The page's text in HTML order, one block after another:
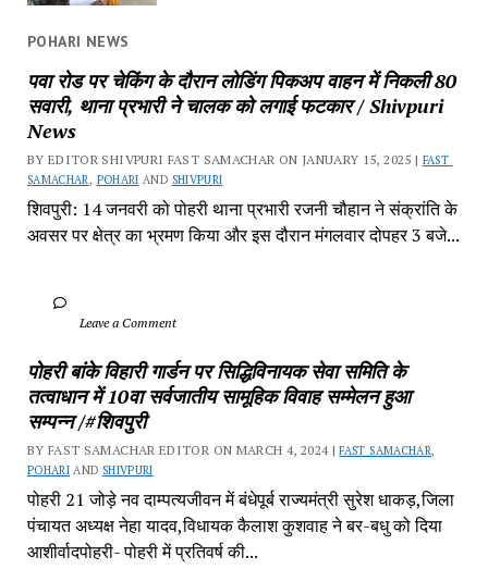
POHARI NEWS
पवा रोड पर चेकिंग के दौरान लोडिंग पिकअप वाहन में निकली 80
सवारी, थाना प्रभारी ने चालक को लगाई फटकार / Shivpuri
News
BY EDITOR SHIVPURI FAST SAMACHAR ON JANUARY 15, 2025 | FAST
SAMACHAR , POHARI AND SHIVPURI
शिवपुरी: 14 जनवरी को पोहरी थाना प्रभारी रजनी चौहान ने संक्रांति के
अवसर पर क्षेत्र का भ्रमण किया और इस दौरान मंगलवार दोपहर 3 बजे...
		Leave a Comment
पोहरी बांके विहारी गार्डन पर सिद्धिविनायक सेवा समिति के
तत्वाधान में 10वा सर्वजातीय सामूहिक विवाह सम्मेलन हुआ
सम्पन्न /#शिवपुरी
BY FAST SAMACHAR EDITOR ON MARCH 4, 2024 | FAST SAMACHAR
POHARI AND SHIVPURI
पोहरी 21 जोड़े नव दाम्पत्यजीवन में बंधेपूर्ब राज्यमंत्री सुरेश धाकड़,जिला
पंचायत अध्यक्ष नेहा यादव,विधायक कैलाश कुशवाह ने बर-बधु को दिया
आशीर्वादपोहरी- पोहरी में प्रतिवर्ष की...